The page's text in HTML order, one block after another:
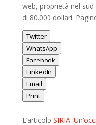
web, proprietà nel
di 80.000 dollari.
Twitter
WhatsApp
Facebook
LinkedIn
Email
Print
L’articolo SIRIA.